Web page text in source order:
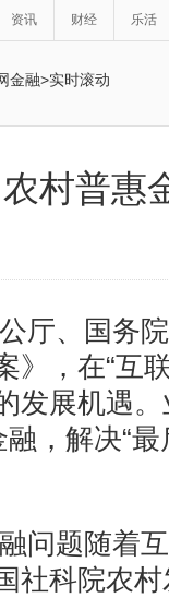
资讯 财经 乐活
金融>实时滚动
村普惠
、国务院
》，在“互
发展机遇
，解决“最
题随着互
社科院农